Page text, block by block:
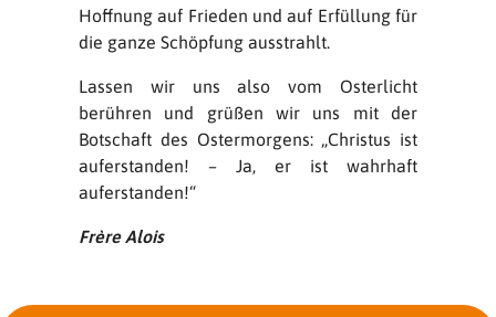
Hoffnung auf Frieden und auf Erfüllung für
die ganze Schöpfung ausstrahlt.
Lassen wir uns also vom Osterlicht
berühren und grüßen wir uns mit der
Botschaft des Ostermorgens: „Christus ist
auferstanden! – Ja, er ist wahrhaft
auferstanden!“
Frère Alois